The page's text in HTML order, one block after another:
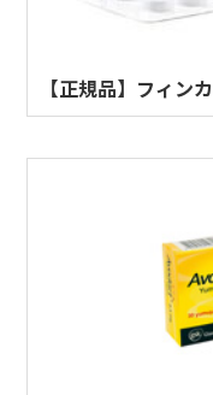
【正規品】フィン